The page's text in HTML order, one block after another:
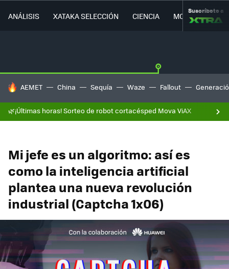
ANÁLISIS XATAKA SELECCIÓN CIENCIA MOVILIDAD
Suscríbete a
HOY SE HABLA DE
AEMET China Sequía Waze Fallout
🌿¡Últimas horas! Sorteo de robot cortacésped Mova ViAX
Mi jefe es un algoritmo: así es
como la inteligencia artificial
plantea una nueva revolución
industrial (Captcha 1x06)